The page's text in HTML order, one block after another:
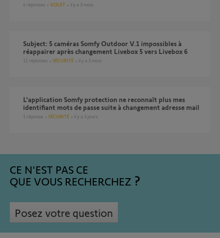
4 réponses VOLET il y a 3 mois
Subject: 5 caméras Somfy Outdoor V.1 impossibles à
réappairer après changement Livebox 5 vers Livebox 6
11 réponses SÉCURITÉ il y a 3 mois
L'application Somfy protection ne reconnaît plus mes
identifiant mots de passe suite à changement adresse mail
1 réponse SÉCURITÉ il y a 3 jours
CE N'EST PAS CE
QUE VOUS RECHERCHEZ
Posez votre question